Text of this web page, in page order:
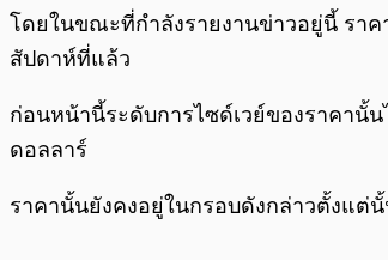
โดยในขณะที่กำลังรายงานข่าวอยู่นี้ ราค
สัปดาห์ที่แล้ว
ก่อนหน้านี้ระดับการไซด์เวย์ของราคานั้
ดอลลาร์
ราคานั้นยังคงอยู่ในกรอบดังกล่าวตั้งแต่